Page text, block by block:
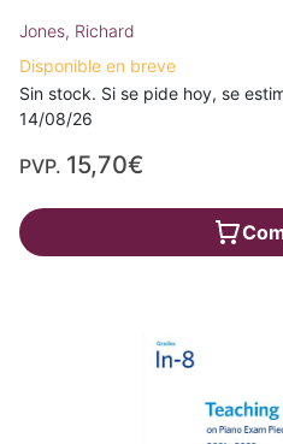
Jones, Richard
Disponible en breve
Sin stock. Si se pide hoy, se
14/08/26
PVP. 15,70€